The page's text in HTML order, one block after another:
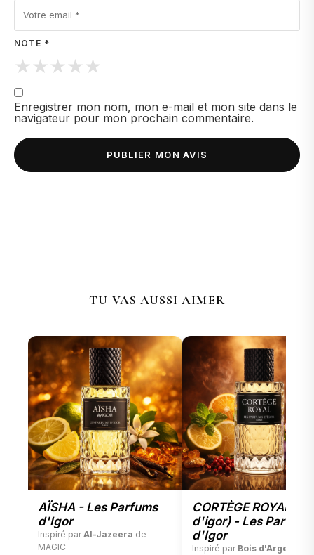
NOTE *
★★★★★
Enregistrer mon nom, mon e-mail et mon site dans le
navigateur pour mon prochain commentaire.
TU VAS AUSSI AIMER
AÏSHA - Les Parfums
d'Igor
Inspiré parAl-Jazeera de
MAGIC
CORTÈGE ROYAL
d'igor) - Les Parfums
d'Igor
Inspiré par Bois d'Argent